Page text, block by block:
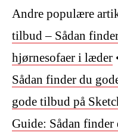
Andre populære
tilbud – Sådan
hjørnesofaer i læder
Sådan finder du
gode tilbud på
Guide: Sådan